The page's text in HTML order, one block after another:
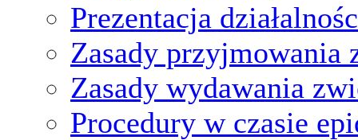
Prezentacja
Zasady przyjmowania
Zasady wydawania
Procedury w czasie